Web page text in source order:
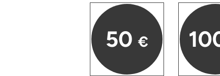
50 €